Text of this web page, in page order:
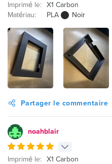
Imprimé le: X1 Carbon
Matériau:
PLA Noir
Partager le commentaire
noahblair
Imprimé le: X1 Carbon